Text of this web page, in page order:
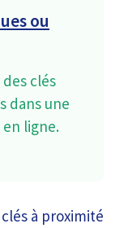
ou
clés
dans une
ligne.
à proximité